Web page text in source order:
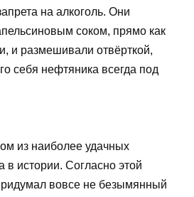
на алкоголь. Они
соком, прямо как
и размешивали отвёрткой,
себя нефтяника всегда под
из наиболее удачных
в истории. Согласно этой
вовсе не безымянный